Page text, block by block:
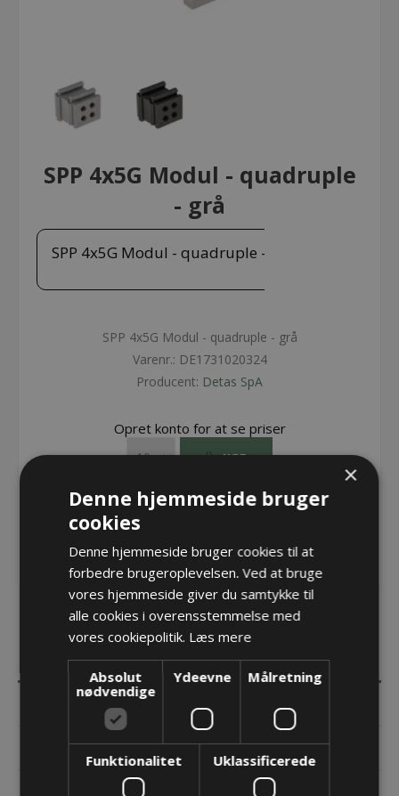
SPP 4x5G Modul - quadruple
- grå
SPP 4x5G Modul - quadruple - grå
SPP 4x5G Modul - quadruple - grå
Varenr.: DE1731020324
Producent: Detas SpA
Opret konto for at se priser
KØB
BESKRIVELSE
SPECIFIKATIONER
DOKUMENTER
×
Denne hjemmeside bruger
cookies
Denne hjemmeside bruger cookies til at
forbedre brugeroplevelsen. Ved at bruge
vores hjemmeside giver du samtykke til
alle cookies i overensstemmelse med
vores cookiepolitik. Læs mere
Absolut
nødvendige
Ydeevne Målretning
Funktionalitet Uklassificerede